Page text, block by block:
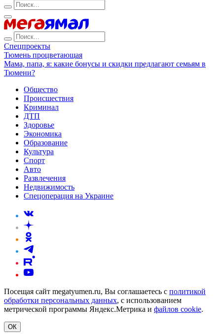
Спецпроекты
Тюмень процветающая
Мама, папа, я: какие бонусы и скидки предлагают семьям в
Тюмени?
Общество
Происшествия
Криминал
ДТП
Здоровье
Экономика
Образование
Культура
Спорт
Авто
Развлечения
Недвижимость
Спецоперация на Украине
Посещая сайт megatyumen.ru, Вы соглашаетесь с политикой
обработки персональных данных, с использованием
метрической программы Яндекс.Метрика и файлов cookie.
ОК